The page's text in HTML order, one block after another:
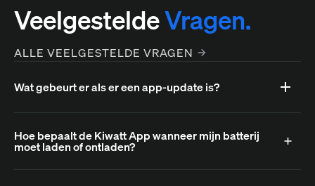
VeelgesteldeVragen.
ALLE VEELGESTELDE VRAGEN
Wat gebeurt er als er een app-update is?
Hoe bepaalt de Kiwatt App wanneer mijn batterij
moet laden of ontladen?